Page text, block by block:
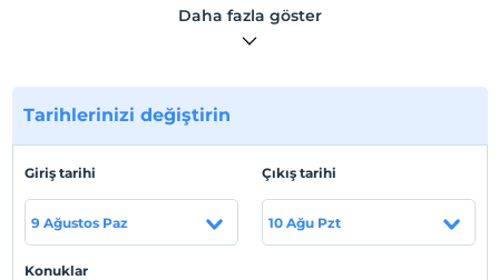
konforunda 4 mevsim & 7/24 profesyonel ve seçkin
konaklama hizmeti vermektedir. Denize 3 Dakikalık
Tekirdağ, Marmara Ereğlisi’nin Yeniçiftlik bölgesinde
bulunan Masal Butik Otel, kısa ve uzun süreli
konaklama hizmeti vermektedir. Denize 3 Dakikalık
mesafesi ile bölgenin en gözde otelidir.
Tesis lokasyon bilgileri
Daha fazla göster
Tarihlerinizi değiştirin
Giriş tarihi
9 Ağustos Paz
Çıkış tarihi
10 Ağu Pzt
Konuklar